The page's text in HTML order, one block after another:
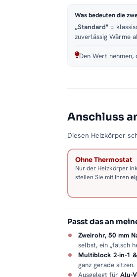
Was bedeuten die
„Standard" =
zuverlässig Wärme
Den Wert
Anschluss
Diesen Heizkörper
Ohne Thermostat
Nur der Heizkörper
stellen Sie mit Ihren
Passt das an
Zweirohr, 50 mm
selbst, ein „falsch
Multiblock 2-in-1
ganz gerade sitzen.
Ausgelegt für Alu-